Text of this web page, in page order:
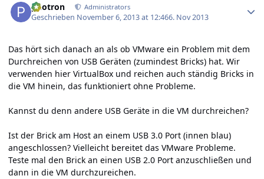
photron Administrators
Geschrieben November 6, 2013 at 12:466. Nov 2013
Das hört sich danach an als ob VMware ein Problem mit dem
Durchreichen von USB Geräten (zumindest Bricks) hat. Wir
verwenden hier VirtualBox und reichen auch ständig Bricks in
die VM hinein, das funktioniert ohne Probleme.
Kannst du denn andere USB Geräte in die VM durchreichen?
Ist der Brick am Host an einem USB 3.0 Port (innen blau)
angeschlossen? Vielleicht bereitet das VMware Probleme.
Teste mal den Brick an einen USB 2.0 Port anzuschließen und
dann in die VM durchzureichen.